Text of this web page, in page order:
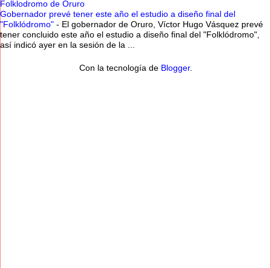
Folklodromo de Oruro
Gobernador prevé tener este año el estudio a diseño final del
"Folklódromo" - El gobernador de Oruro, Víctor Hugo Vásquez prevé
tener concluido este año el estudio a diseño final del "Folklódromo",
así indicó ayer en la sesión de la ...
Con la tecnología de Blogger.